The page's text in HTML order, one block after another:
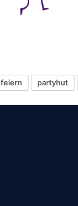
feiern partyhut